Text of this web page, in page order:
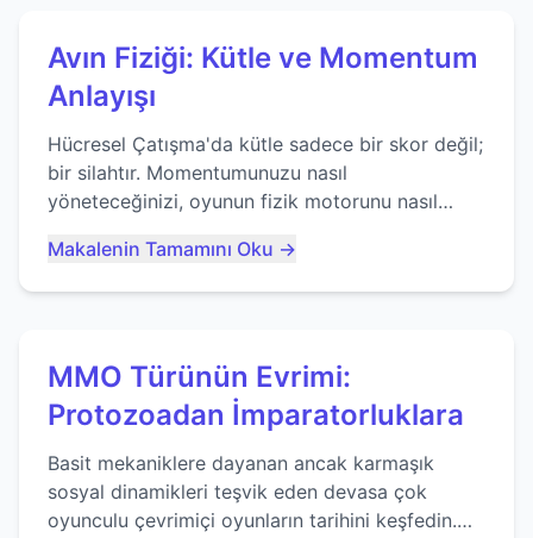
Avın Fiziği: Kütle ve Momentum
Anlayışı
Hücresel Çatışma'da kütle sadece bir skor değil;
bir silahtır. Momentumunuzu nasıl
yöneteceğinizi, oyunun fizik motorunu nasıl
ustalaşacağınızı öğrenin...
Makalenin Tamamını Oku →
MMO Türünün Evrimi:
Protozoadan İmparatorluklara
Basit mekaniklere dayanan ancak karmaşık
sosyal dinamikleri teşvik eden devasa çok
oyunculu çevrimiçi oyunların tarihini keşfedin.